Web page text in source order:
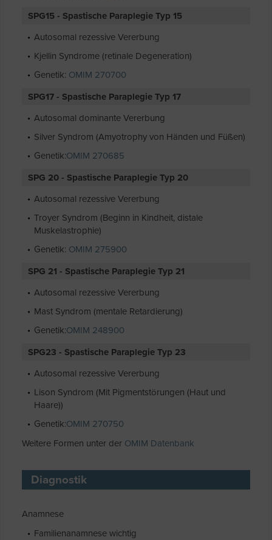
SPG15 - Spastische Paraplegie Typ 15
Autosomal rezessive Vererbung
Kjellin Syndrome (retinale Degeneration)
Genetik: OMIM 270700
SPG17 - Spastische Paraplegie Typ 17
Autosomal dominante Vererbung
Silver Syndrom (Amyotrophy von Händen und Füßen)
Genetik:OMIM 270685
SPG 20 - Spastische Paraplegie Typ 20
Autosomal rezessive Vererbung
Troyer Syndrom (Beginn in Kindheit, distale
Muskelastrophie)
Genetik: OMIM 275900
SPG 21 - Spastische Paraplegie Typ 21
Autosomal rezessive Vererbung
Mast Syndrom (mentale Retardierung)
Genetik:OMIM 248900
SPG23 - Spastische Paraplegie Typ 23
Autosomal rezessive Vererbung
Lison Syndrom (Mit Pigmentstörungen (Haut und
Haare))
Genetik:OMIM 270750
Weitere Formen unter der OMIM Datenbank
Diagnostik
Anamnese
Familienanamnese wichtig